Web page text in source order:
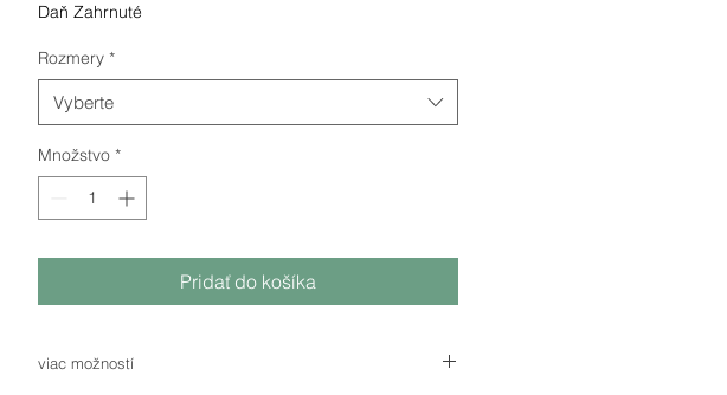
Daň Zahrnuté
Rozmery *
Vyberte
Množstvo *
Pridať do košíka
viac možností